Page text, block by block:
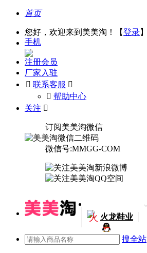
首页
您好，欢迎来到美美淘！【登录】
手机
注册会员
厂家入驻
 联系客服 
󰅃 帮助中心
关注 
订阅美美淘微信
微信号:MMGG-COM
火 火龙鞋业
搜全站